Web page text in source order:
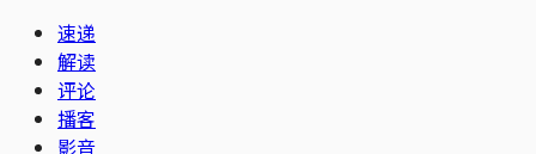
速递
解读
评论
播客
影音